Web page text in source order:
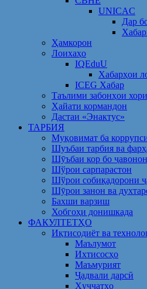
UNICAC
Дар
Ҳамкорон
Лоихаҳо
IQEduU
Хабарҳои
ICEG Хабар
Таълими забонҳои
Ҳайати кормандон
Дастаи «Энактус»
ТАРБИЯ
Муқовимат ба
Шуъбаи тарбия ва
Шӯъбаи кор бо ҷавонон
Шўрои сарпарастон
Шўрои собиқадорони
Шӯрои занон ва
Бахши варзиш
Хобгоҳи донишкада
ФАКУЛТЕТҲО
Иқтисодиёт ва
Маълумот
Ихтисосҳо
Маъмурият
Ҷадвали дарсӣ
Ҳуҷҷатҳо